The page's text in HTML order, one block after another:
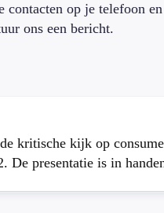
contacten op je telefoon en
ons een bericht.
kritische kijk op
De presentatie is in